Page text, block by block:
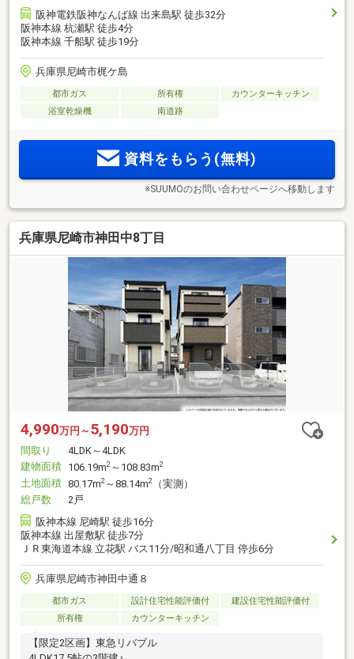
阪神電鉄阪神なんば線 出来島駅 徒歩32分
阪神本線 杭瀬駅 徒歩4分
阪神本線 千船駅 徒歩19分
兵庫県尼崎市梶ケ島
都市ガス 所有権
カウンターキッチン
浴室乾燥機
南道路
資料をもらう(無料)
※SUUMOのお問い合わせページへ移動します
兵庫県尼崎市神田中8丁目
4,990万円～ 5,190万円
間取り
4LDK～4LDK
建物面積 106.19m2 ～108.83m2
土地面積 80.17m2 ～88.14m2
（実測）
総戸数
2戸
阪神本線 尼崎駅 徒歩16分
阪神本線 出屋敷駅 徒歩7分
ＪＲ東海道本線 立花駅 バス11分/昭和通八丁目 停歩6分
兵庫県尼崎市神田中通８
都市ガス 設計住宅性能評価付
建設住宅性能評価付
所有権
カウンターキッチン
【限定2区画】東急リバブル